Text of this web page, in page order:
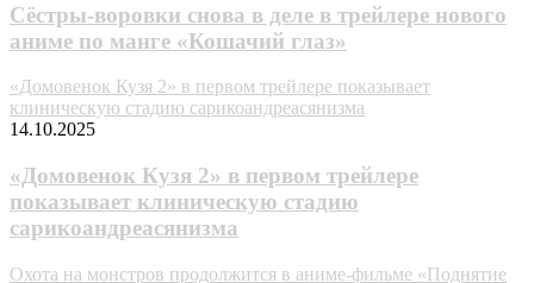
Сёстры-воровки снова в деле в трейлере нового
аниме по манге «Кошачий глаз»
«Домовенок Кузя 2» в первом трейлере показывает
клиническую стадию сарикоандреасянизма
14.10.2025
«Домовенок Кузя 2» в первом трейлере
показывает клиническую стадию
сарикоандреасянизма
Охота на монстров продолжится в аниме-фильме «Поднятие